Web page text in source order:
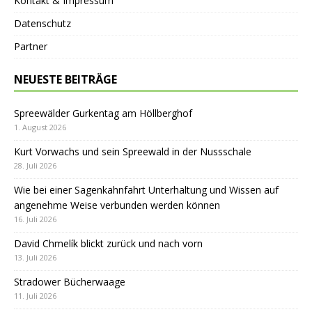
Datenschutz
Partner
NEUESTE BEITRÄGE
Spreewälder Gurkentag am Höllberghof
1. August 2026
Kurt Vorwachs und sein Spreewald in der Nussschale
28. Juli 2026
Wie bei einer Sagenkahnfahrt Unterhaltung und Wissen auf
angenehme Weise verbunden werden können
16. Juli 2026
David Chmelík blickt zurück und nach vorn
13. Juli 2026
Stradower Bücherwaage
11. Juli 2026